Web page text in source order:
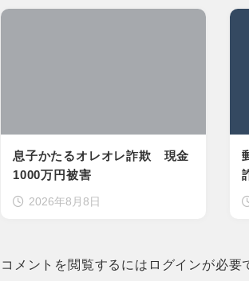
息子かたるオレオレ詐欺 現金
1000万円被害
2026年8月8日
コメントを閲覧するにはログインが必要